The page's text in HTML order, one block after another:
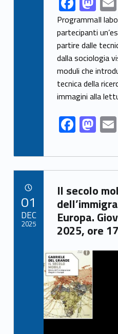
ac
e
b
o
o
k
as
to
d
o
n
ProgrammaIl
partecipanti
partire dalle
dalla sociologia
moduli che
tecnica della
immagini alla
F
ac
e
b
o
o
k
M
as
to
d
o
n
Link identifier archive #link-archive-10007
Il secolo
Europa.
2025, ore
Link identifier archive #link-archive-thumb-soap-83912
01
DEC
2025